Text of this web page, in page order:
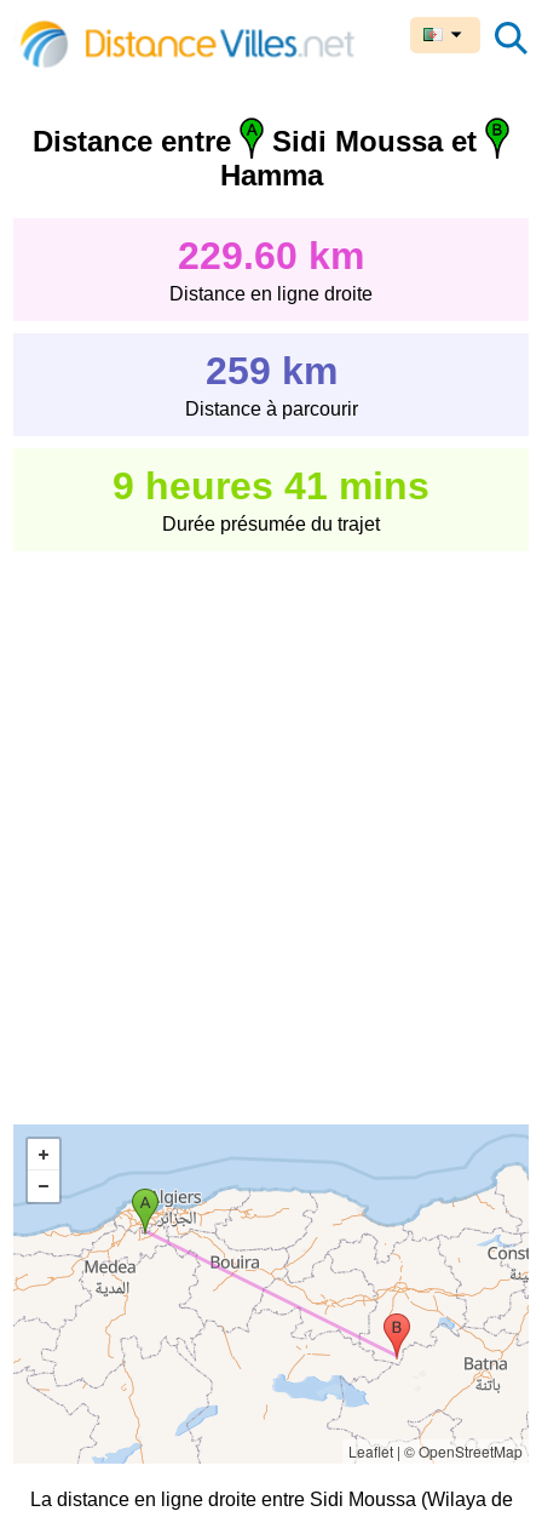
Distance entre
Sidi Moussa et
Hamma
229.60 km
Distance en ligne droite
259 km
Distance à parcourir
9 heures 41 mins
Durée présumée du trajet
Leaflet| © OpenStreetMap
La distance en ligne droite entre Sidi Moussa (Wilaya de